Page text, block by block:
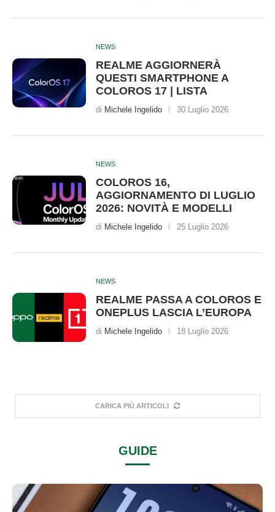
NEWS
REALME AGGIORNERÀ
QUESTI SMARTPHONE A
COLOROS 17 | LISTA
di Michele Ingelido 30 Luglio 2026
NEWS
COLOROS 16,
AGGIORNAMENTO DI LUGLIO
2026: NOVITÀ E MODELLI
di Michele Ingelido 25 Luglio 2026
NEWS
REALME PASSA A COLOROS E
ONEPLUS LASCIA L’EUROPA
di Michele Ingelido 18 Luglio 2026
CARICA PIÙ ARTICOLI
GUIDE